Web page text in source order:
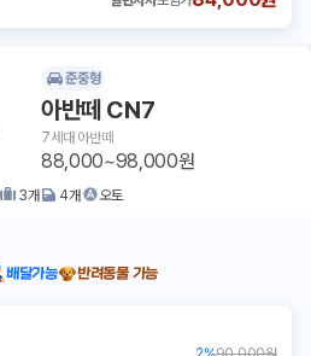
준중형
아반떼 CN7
7세대 아반떼
88,000~98,000원
3개 4개 오토
배달가능 반려동물 가능